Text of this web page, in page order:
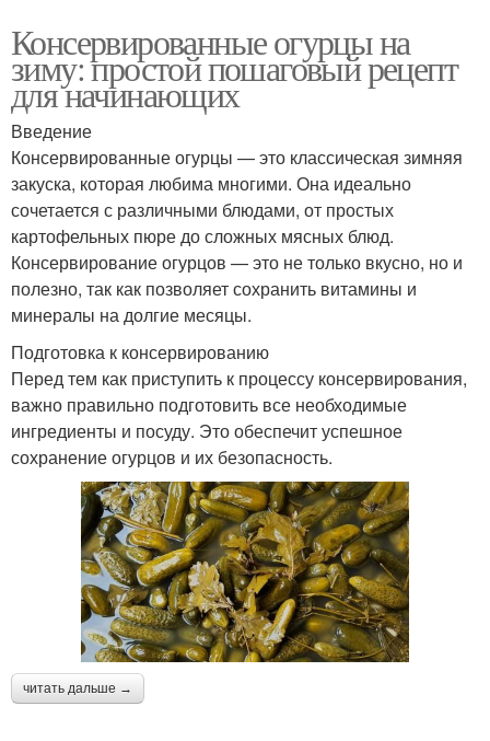
Консервированные огурцы на
зиму: простой пошаговый рецепт
для начинающих
Введение
Консервированные огурцы — это классическая зимняя
закуска, которая любима многими. Она идеально
сочетается с различными блюдами, от простых
картофельных пюре до сложных мясных блюд.
Консервирование огурцов — это не только вкусно, но и
полезно, так как позволяет сохранить витамины и
минералы на долгие месяцы.
Подготовка к консервированию
Перед тем как приступить к процессу консервирования,
важно правильно подготовить все необходимые
ингредиенты и посуду. Это обеспечит успешное
сохранение огурцов и их безопасность.
читать дальше →